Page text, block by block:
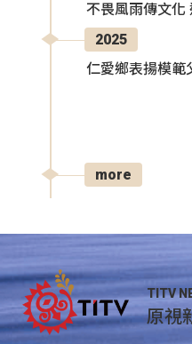
不畏風雨傳文化
2025
仁愛鄉表揚模範
more
TITV
原視